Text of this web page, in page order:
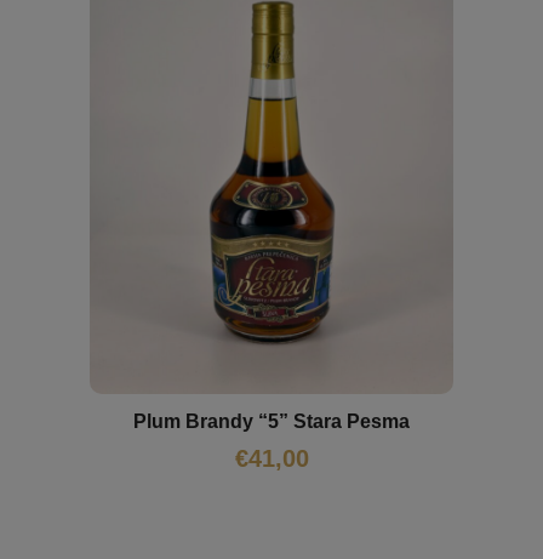
Plum Brandy “5” Stara Pesma
€41,00